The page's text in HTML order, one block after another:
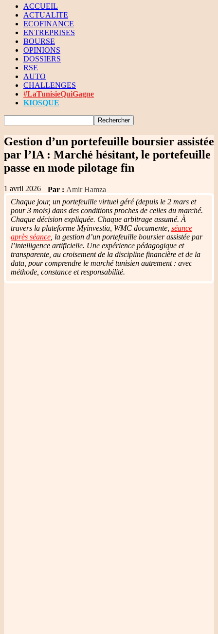
ACCUEIL
ACTUALITE
ECOFINANCE
ENTREPRISES
BOURSE
OPINIONS
DOSSIERS
RSE
AUTO
CHALLENGES
#LaTunisieQuiGagne
KIOSQUE
Gestion d’un portefeuille boursier assistée
par l’IA : Marché hésitant, le portefeuille
passe en mode pilotage fin
1 avril 2026 Par : Amir Hamza
Chaque jour, un portefeuille virtuel géré (depuis le 2 mars et
pour 3 mois) dans des conditions proches de celles du marché.
Chaque décision expliquée. Chaque arbitrage assumé. À
travers la plateforme Myinvestia, WMC documente, séance
après séance , la gestion d’un portefeuille boursier assistée par
l’intelligence artificielle. Une expérience pédagogique et
transparente, au croisement de la discipline financière et de la
data, pour comprendre le marché tunisien autrement : avec
méthode, constance et responsabilité.